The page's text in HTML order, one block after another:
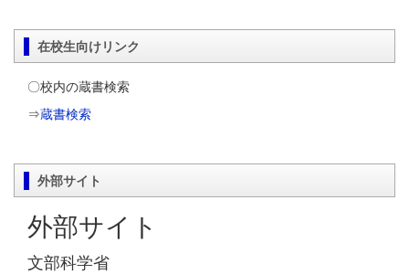
在校生向けリンク
〇校内の蔵書検索
⇒蔵書検索
外部サイト
外部サイト
文部科学省